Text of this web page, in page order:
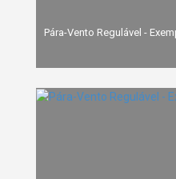
Pára-Vento Regulável -